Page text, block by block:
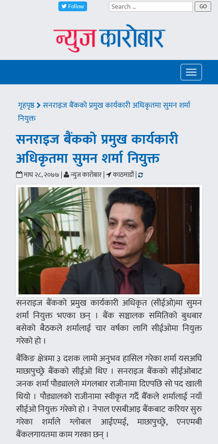
Follow GO
Toggle
गृहपृष्ठ
सनराइज बैंकको प्रमुख कार्यकारी अधिकृतमा सुमन शर्मा
नियुक्त
सनराइज बैंकको प्रमुख कार्यकारी
अधिकृतमा सुमन शर्मा नियुक्त
माघ २८, २०७७ | न्युज कारोबार | काठमाडौं |
सनराइज बैंकको प्रमुख कार्यकारी अधिकृत (सीईओ)मा सुमन
शर्मा नियुक्त भएका छन् । बैंक सञ्चालक समितिको बुधबार
बसेको बैठकले शर्मालाई चार वर्षका लागि सीईओमा नियुक्त
गरेको हो ।
बैंकिङ क्षेत्रमा ३ दशक लामो अनुभव हासिल गरेका शर्मा यसअघि
माछापुच्छ्रे बैंकको सीईओ थिए । सनराइज बैंकको सीईओबाट
जनक शर्मा पौड्यालले मंगलबार राजीनामा दिएपछि सो पद खाली
थियो । पौड्यालको राजीनामा स्वीकृत गर्दै बैँकले शर्मालाई नयाँ
सीईओ नियुक्त गरेको हो । नेपाल एसबीआइ बैंकबाट करियर सुरु
गरेका शर्माले ग्लोबल आईएमई, माछापुच्छ्रे, एनएमबी
बैंकलगायतमा काम गरका छन् ।